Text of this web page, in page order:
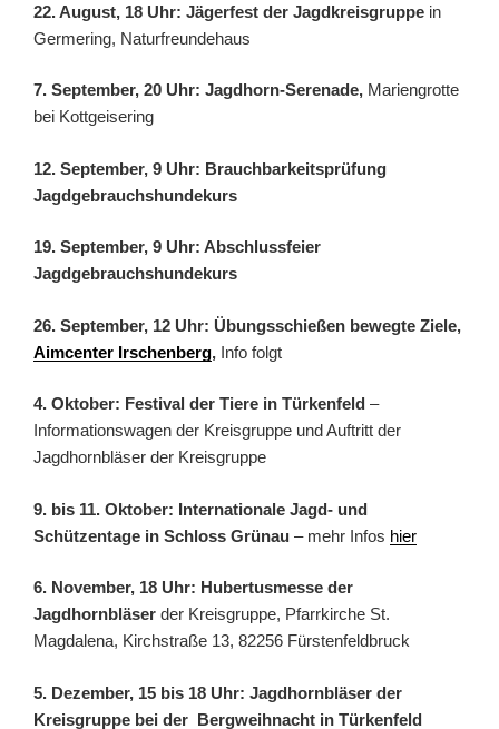
22. August, 18 Uhr: Jägerfest der Jagdkreisgruppe in
Germering, Naturfreundehaus
7. September, 20 Uhr: Jagdhorn-Serenade, Mariengrotte
bei Kottgeisering
12. September, 9 Uhr: Brauchbarkeitsprüfung
Jagdgebrauchshundekurs
19. September, 9 Uhr: Abschlussfeier
Jagdgebrauchshundekurs
26. September, 12 Uhr: Übungsschießen bewegte Ziele,
Aimcenter Irschenberg, Info folgt
4. Oktober: Festival der Tiere in Türkenfeld –
Informationswagen der Kreisgruppe und Auftritt der
Jagdhornbläser der Kreisgruppe
9. bis 11. Oktober: Internationale Jagd- und
Schützentage in Schloss Grünau – mehr Infos hier
6. November, 18 Uhr: Hubertusmesse der
Jagdhornbläser der Kreisgruppe, Pfarrkirche St.
Magdalena, Kirchstraße 13, 82256 Fürstenfeldbruck
5. Dezember, 15 bis 18 Uhr: Jagdhornbläser der
Kreisgruppe bei der Bergweihnacht in Türkenfeld